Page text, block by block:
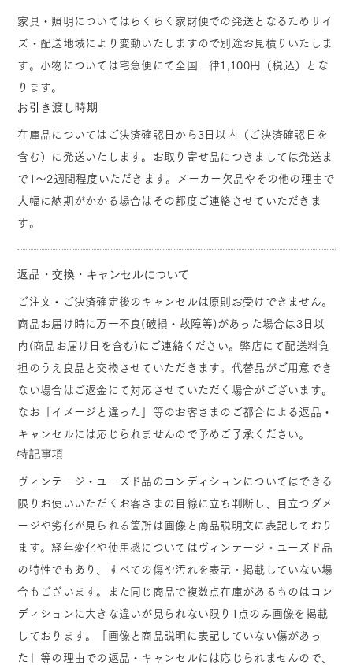
家具・照明についてはらくらく家財便での発送となるためサイ
ズ・配送地域により変動いたしますので別途お見積りいたしま
す。小物については宅急便にて全国一律1,100円（税込）とな
ります。
お引き渡し時期
在庫品についてはご決済確認日から3日以内（ご決済確認日を
含む）に発送いたします。お取り寄せ品につきましては発送ま
で1～2週間程度いただきます。メーカー欠品やその他の理由で
大幅に納期がかかる場合はその都度ご連絡させていただきま
す。
返品・交換・キャンセルについて
ご注文・ご決済確定後のキャンセルは原則お受けできません。
商品お届け時に万一不良(破損・故障等)があった場合は3日以
内(商品お届け日を含む)にご連絡ください。弊店にて配送料負
担のうえ良品と交換させていただきます。代替品がご用意でき
ない場合はご返金にて対応させていただく場合がございます。
なお「イメージと違った」等のお客さまのご都合による返品・
キャンセルには応じられませんので予めご了承ください。
特記事項
ヴィンテージ・ユーズド品のコンディションについてはできる
限りお使いいただくお客さまの目線に立ち判断し、目立つダメ
ージや劣化が見られる箇所は画像と商品説明文に表記しており
ます。経年変化や使用感についてはヴィンテージ・ユーズド品
の特性でもあり、すべての傷や汚れを表記・掲載していない場
合もございます。また同じ商品で複数点在庫があるものはコン
ディションに大きな違いが見られない限り1点のみ画像を掲載
しております。「画像と商品説明に表記していない傷があっ
た」等の理由での返品・キャンセルには応じられませんので、